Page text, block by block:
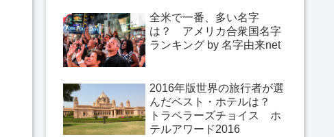
全米で一番、多い名字
は？ アメリカ合衆国名字
ランキング by 名字由来net
2016年版世界の旅行者が選
んだベスト・ホテルは？
トラベラーズチョイス ホ
テルアワード2016